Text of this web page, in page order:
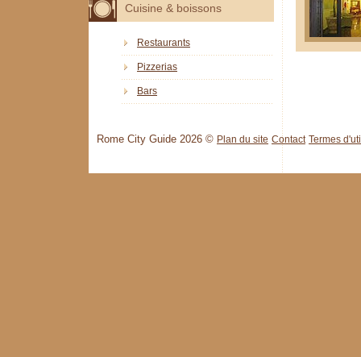
Cuisine & boissons
Restaurants
Pizzerias
Bars
Rome City Guide 2026 © Plan du site Contact Termes